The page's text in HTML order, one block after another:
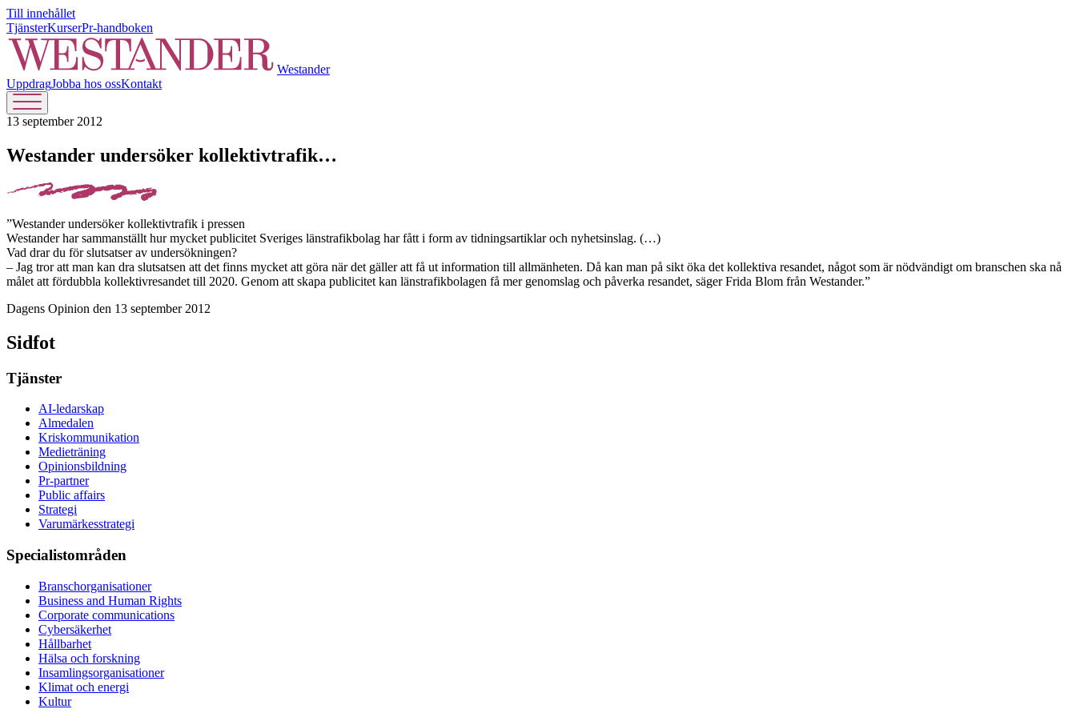
Till innehållet
TjänsterKurserPr-handboken
Westander
UppdragJobba hos ossKontakt
13 september 2012
Westander undersöker kollektivtrafik…
”Westander undersöker kollektivtrafik i pressen
Westander har sammanställt hur mycket publicitet Sveriges länstrafikbolag har fått i form av tidningsartiklar och nyhetsinslag. (…)
Vad drar du för slutsatser av undersökningen?
– Jag tror att man kan dra slutsatsen att det finns mycket att göra när det gäller att få ut information till allmänheten. Då kan man på sikt öka det kollektiva resandet, något som är nödvändigt om branschen ska nå
målet att fördubbla kollektivresandet till 2020. Genom att skapa publicitet kan länstrafikbolagen få mer genomslag och påverka resandet, säger Frida Blom från Westander.”
Dagens Opinion den 13 september 2012
Sidfot
Tjänster
AI-ledarskap
Almedalen
Kris­kommunikation
Medieträning
Opinionsbildning
Pr-partner
Public affairs
Strategi
Varumärkesstrategi
Specialistområden
Branschorganisationer
Business and Human Rights
Corporate communications
Cybersäkerhet
Hållbarhet
Hälsa och forskning
Insamlingsorganisationer
Klimat och energi
Kultur